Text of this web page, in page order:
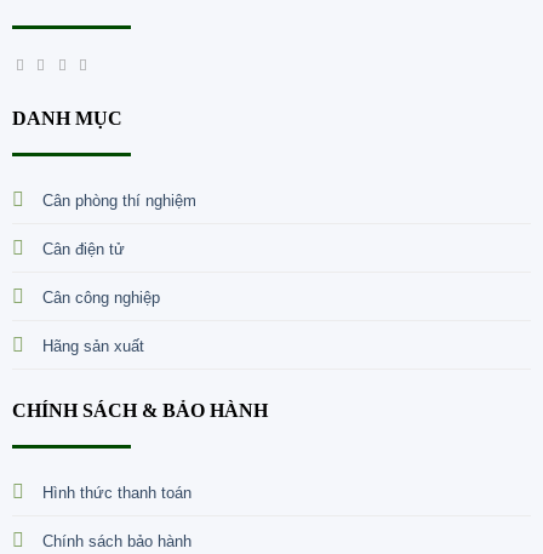
DANH MỤC
Cân phòng thí nghiệm
Cân điện tử
Cân công nghiệp
Hãng sản xuất
CHÍNH SÁCH & BẢO HÀNH
Hình thức thanh toán
Chính sách bảo hành